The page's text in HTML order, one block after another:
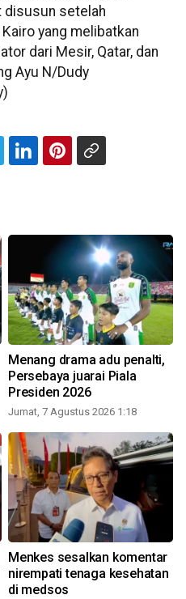
disusun setelah
yang melibatkan
dari Mesir, Qatar, dan
Ayu N/Dudy
Menang drama adu penalti,
Persebaya juarai Piala
Presiden 2026
Jumat, 7 Agustus 2026 1:18
Menkes sesalkan komentar
nirempati tenaga kesehatan
di medsos